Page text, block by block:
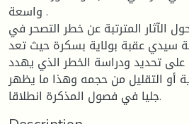
واسعة .
الآثار المترتبة عن خطر التصحر في
سيدي عقبة بولاية بسكرة حيث تعد
تحديد ودراسة الخطر الذي يهدد
أو التقليل من حجمه وهذا ما يظهر
جليا في فصول المذكرة انطلاقا.